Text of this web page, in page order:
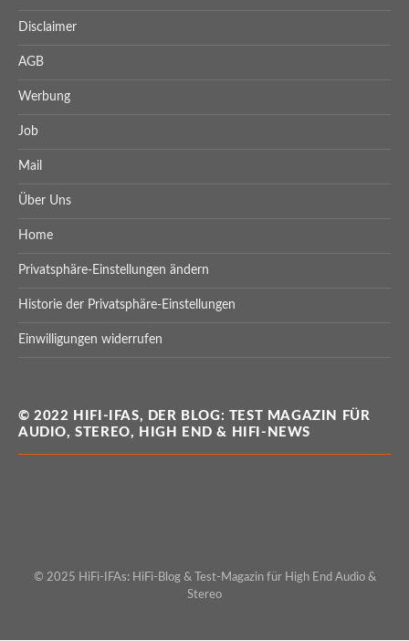
Disclaimer
AGB
Werbung
Job
Mail
Über Uns
Home
Privatsphäre-Einstellungen ändern
Historie der Privatsphäre-Einstellungen
Einwilligungen widerrufen
© 2022 HIFI-IFAS, DER BLOG: TEST MAGAZIN FÜR
AUDIO, STEREO, HIGH END & HIFI-NEWS
© 2025 HiFi-IFAs: HiFi-Blog & Test-Magazin für High End Audio &
Stereo